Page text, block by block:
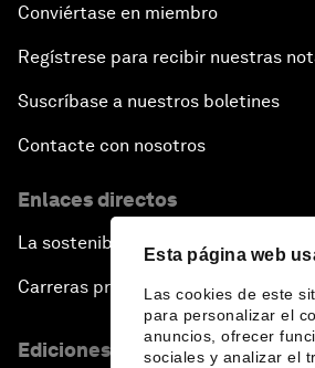
Esta página web
Las cookies de este
para personalizar el
anuncios, ofrecer
sociales y analizar el
Conviértase en miembro
Regístrese para recibir nuestras
Suscríbase a nuestros boletines
Contacte con nosotros
Enlaces directos
La sostenibilidad en el Foro
Carreras profesionales
Ediciones en otros idiomas